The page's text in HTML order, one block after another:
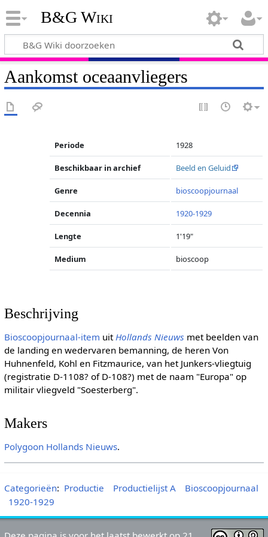
B&G Wiki
Aankomst oceaanvliegers
Periode 1928
Beschikbaar in archief Beeld en Geluid
Genre bioscoopjournaal
Decennia 1920-1929
Lengte 1'19"
Medium bioscoop
Beschrijving
Bioscoopjournaal-item uitHollands Nieuws met beelden van
de landing en wedervaren bemanning, de heren Von
Huhnenfeld, Kohl en Fitzmaurice, van het Junkers-vliegtuig
(registratie D-1108? of D-108?) met de naam "Europa" op
militair vliegveld "Soesterberg".
Makers
Polygoon Hollands Nieuws.
Categorieën: Productie Productielijst A
Bioscoopjournaal
1920-1929